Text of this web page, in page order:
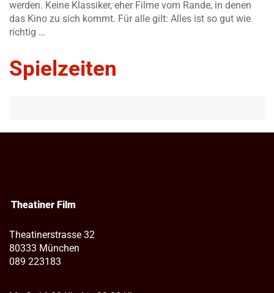
werden. Keine Klassiker, eher Filme vom Rande, in denen
das Kino zu sich kommt. Für alle gilt: Alles ist so gut wie
richtig …
Spielzeiten
Theatiner Film
Theatinerstrasse 32
80333 München
089 223183